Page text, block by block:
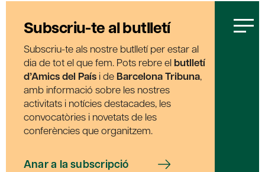
Subscriu-te al butlletí
Subscriu-te als nostre butlletí per estar al
dia de tot el que fem. Pots rebre el butlletí
d’Amics del País i de Barcelona Tribuna,
amb informació sobre les nostres
activitats i notícies destacades, les
convocatòries i novetats de les
conferències que organitzem.
Anar a la subscripció